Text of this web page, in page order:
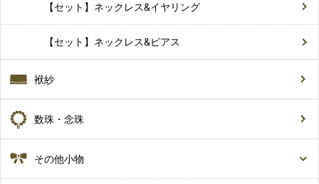
【セット】ネックレス&イヤリング
【セット】ネックレス&ピアス
袱紗
数珠・念珠
その他小物